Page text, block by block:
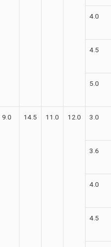
4.0
4.5
5.0
9.0 14.5 11.0 12.0 3.0
3.6
4.0
4.5